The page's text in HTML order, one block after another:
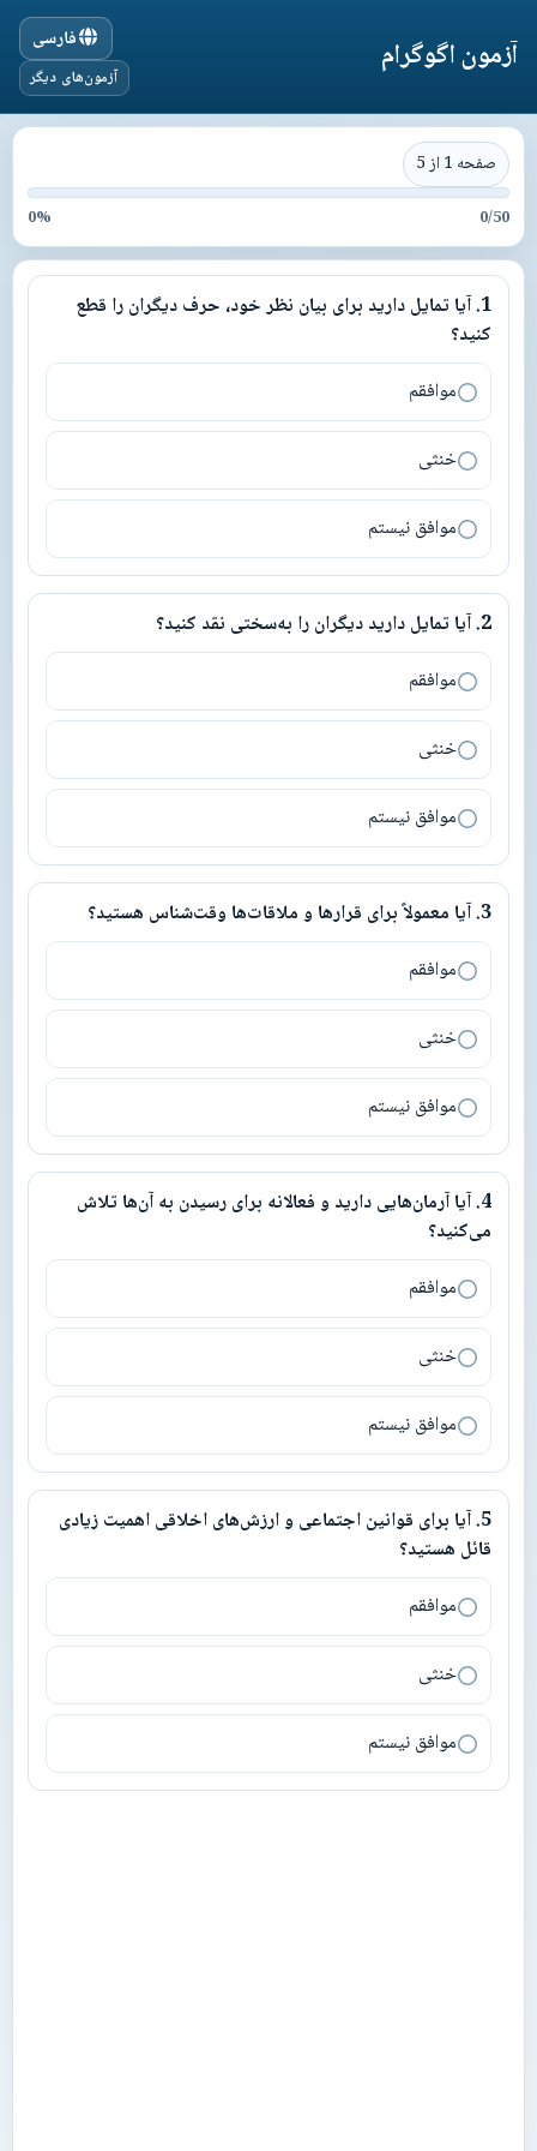
آزمون اگوگرام فارسی
آزمون‌های دیگر
صفحه 1 از 5
0/50
0%
1
.آیا تمایل دارید برای بیان نظر خود، حرف دیگران را قطع کنید؟ 1
.آیا تمایل دارید برای بیان نظر خود، حرف دیگران را قطع
کنید؟
موافقم
خنثی
موافق نیستم
2
.آیا تمایل دارید دیگران را به‌سختی نقد کنید؟ 2
.آیا تمایل دارید دیگران را به‌سختی نقد کنید؟
موافقم
خنثی
موافق نیستم
3
.آیا معمولاً برای قرارها و ملاقات‌ها وقت‌شناس هستید؟ 3
.آیا معمولاً برای قرارها و ملاقات‌ها وقت‌شناس هستید؟
موافقم
خنثی
موافق نیستم
4
.آیا آرمان‌هایی دارید و فعالانه برای رسیدن به آن‌ها تلاش می‌کنید؟ 4
.آیا آرمان‌هایی دارید و فعالانه برای رسیدن به آن‌ها تلاش
می‌کنید؟
موافقم
خنثی
موافق نیستم
5
.آیا برای قوانین اجتماعی و ارزش‌های اخلاقی اهمیت زیادی قائل 5
.آیا برای قوانین اجتماعی و ارزش‌های اخلاقی اهمیت زیادی
قائل هستید؟
موافقم
خنثی
موافق نیستم